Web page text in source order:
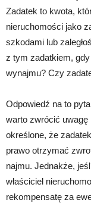
Zadatek to kwota,
nieruchomości jako
szkodami lub
z tym zadatkiem,
wynajmu? Czy
Odpowiedź na to
warto zwrócić uwagę
określone, że
prawo otrzymać
najmu. Jednakże,
właściciel
rekompensatę za